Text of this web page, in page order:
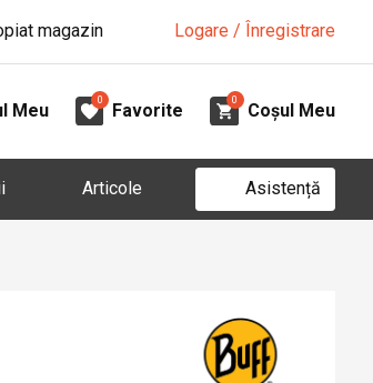
magazin Logare / Înregistrare
Meu
0
Favorite
0
Coșul Meu
Articole Asistență